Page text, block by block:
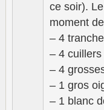
ce soir).
moment
– 4
– 4
– 4
– 1 gros
– 1 blanc